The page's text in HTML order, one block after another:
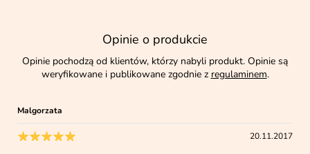
Opinie o produkcie
Opinie pochodzą od klientów, którzy nabyli produkt. Opinie są
weryfikowane i publikowane zgodnie z regulaminem.
Malgorzata
20.11.2017